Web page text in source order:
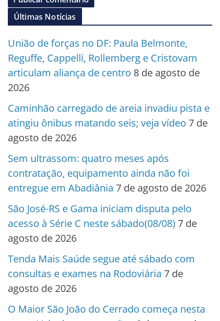
Últimas Notícias
União de forças no DF: Paula Belmonte,
Reguffe, Cappelli, Rollemberg e Cristovam
articulam aliança de centro 8 de agosto de
2026
Caminhão carregado de areia invadiu pista e
atingiu ônibus matando seis; veja vídeo 7 de
agosto de 2026
Sem ultrassom: quatro meses após
contratação, equipamento ainda não foi
entregue em Abadiânia 7 de agosto de 2026
São José-RS e Gama iniciam disputa pelo
acesso à Série C neste sábado(08/08) 7 de
agosto de 2026
Tenda Mais Saúde segue até sábado com
consultas e exames na Rodoviária 7 de
agosto de 2026
O Maior São João do Cerrado começa nesta